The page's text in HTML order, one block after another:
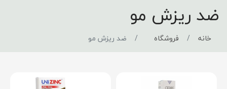
ضد ریزش مو
خانه فروشگاه ضد ریزش مو